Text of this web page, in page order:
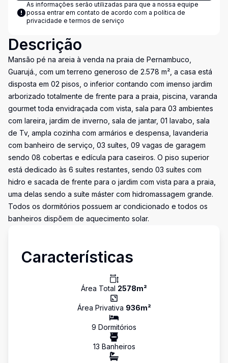
As informações serão utilizadas para que a nossa equipe
possa entrar em contato de acordo com a política de
privacidade e termos de serviço
Descrição
Mansão pé na areia à venda na praia de Pernambuco,
Guarujá., com um terreno generoso de 2.578 m², a casa está
disposta em 02 pisos, o inferior contando com imenso jardim
arborizado totalmente de frente para a praia, piscina, varanda
gourmet toda envidraçada com vista, sala para 03 ambientes
com lareira, jardim de inverno, sala de jantar, 01 lavabo, sala
de Tv, ampla cozinha com armários e despensa, lavanderia
com banheiro de serviço, 03 suítes, 09 vagas de garagem
sendo 08 cobertas e edícula para caseiros. O piso superior
está dedicado às 6 suítes restantes, sendo 03 suítes com
hidro e sacada de frente para o jardim com vista para a praia,
uma delas sendo a suíte máster com hidromassagem grande.
Todos os dormitórios possuem ar condicionado e todos os
banheiros dispõem de aquecimento solar.
Características
Área Total 2578m²
Área Privativa 936m²
9 Dormitórios
13 Banheiros